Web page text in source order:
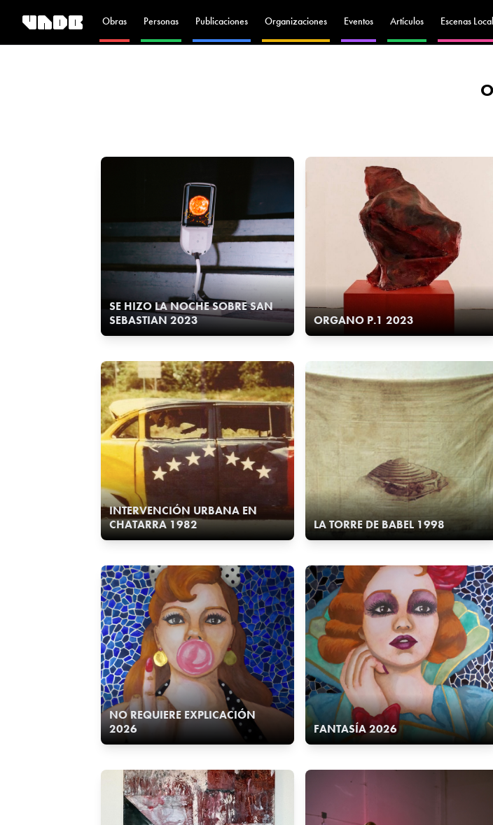
Obras Personas Publicaciones Organizaciones Eventos Artículos Escenas
SE HIZO LA NOCHE SOBRE SAN
SEBASTIAN 2023
ORGANO P.1 2023
INTERVENCIÓN URBANA EN
CHATARRA 1982
LA TORRE DE BABEL 1998
NO REQUIERE EXPLICACIÓN
2026
FANTASÍA 2026